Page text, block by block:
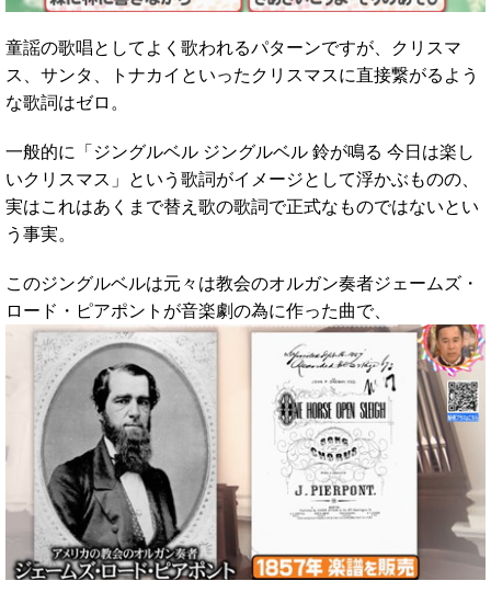
童謡の歌唱としてよく歌われるパターンですが、クリスマ
ス、サンタ、トナカイといったクリスマスに直接繋がるよう
な歌詞はゼロ。
一般的に「ジングルベル ジングルベル 鈴が鳴る 今日は楽し
いクリスマス」という歌詞がイメージとして浮かぶものの、
実はこれはあくまで替え歌の歌詞で正式なものではないとい
う事実。
このジングルベルは元々は教会のオルガン奏者ジェームズ・
ロード・ピアポントが音楽劇の為に作った曲で、